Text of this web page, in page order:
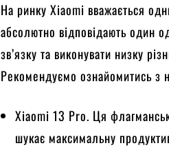
На ринку Xiaomi вважається
абсолютно відповідають один
зв’язку та виконувати низку
Рекомендуємо ознайомитись з
Xiaomi 13 Pro. Ця
шукає максимальну